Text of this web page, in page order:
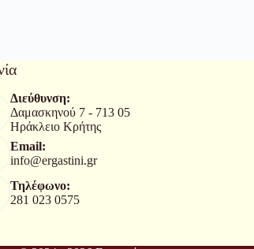
Διεύθυνση:
Δαμασκηνού 7 - 713 05
Ηράκλειο Κρήτης
Email:
info@ergastini.gr
Τηλέφωνο:
281 023 0575